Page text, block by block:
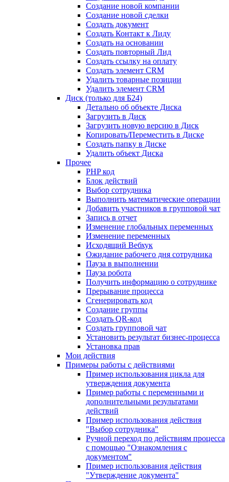
Создание новой компании
Создание новой сделки
Создать документ
Создать Контакт к Лиду
Создать на основании
Создать повторный Лид
Создать ссылку на оплату
Создать элемент CRM
Удалить товарные позиции
Удалить элемент CRM
Диск (только для Б24)
Детально об объекте Диска
Загрузить в Диск
Загрузить новую версию в Диск
Копировать/Переместить в Диске
Создать папку в Диске
Удалить объект Диска
Прочее
PHP код
Блок действий
Выбор сотрудника
Выполнить математические операции
Добавить участников в групповой чат
Запись в отчет
Изменение глобальных переменных
Изменение переменных
Исходящий Вебхук
Ожидание рабочего дня сотрудника
Пауза в выполнении
Пауза робота
Получить информацию о сотруднике
Прерывание процесса
Сгенерировать код
Создание группы
Создать QR-код
Создать групповой чат
Установить результат бизнес-процесса
Установка прав
Мои действия
Примеры работы с действиями
Пример использования цикла для
утверждения документа
Пример работы с переменными и
дополнительными результатами
действий
Пример использования действия
"Выбор сотрудника"
Ручной переход по действиям процесса
с помощью "Ознакомления с
документом"
Пример использования действия
"Утверждение документа"